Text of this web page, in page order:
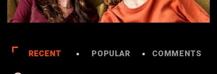
RECENT POPULAR COMMENTS